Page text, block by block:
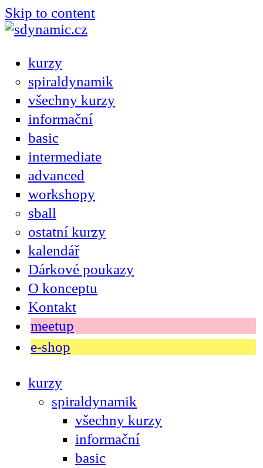
Skip to content
kurzy
spiraldynamik
všechny kurzy
informační
basic
intermediate
advanced
workshopy
sball
ostatní kurzy
kalendář
Dárkové poukazy
O konceptu
Kontakt
meetup
e-shop
kurzy
spiraldynamik
všechny kurzy
informační
basic